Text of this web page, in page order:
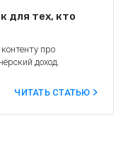
для тех, кто
про
доход.
ЧИТАТЬ СТАТЬЮ